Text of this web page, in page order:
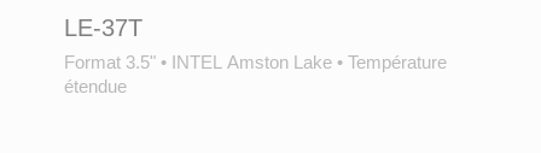
LE-37T
Format 3.5" • INTEL Amston Lake •
étendue